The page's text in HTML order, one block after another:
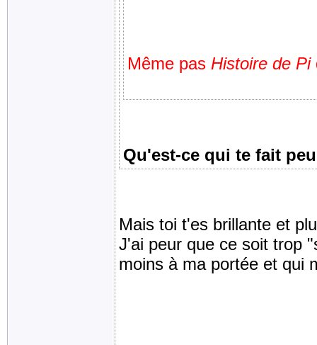
Même pas Histoire de Pi
Qu'est-ce qui te fait
Mais toi t'es brillante et
J'ai peur que ce soit trop
moins à ma portée et qui